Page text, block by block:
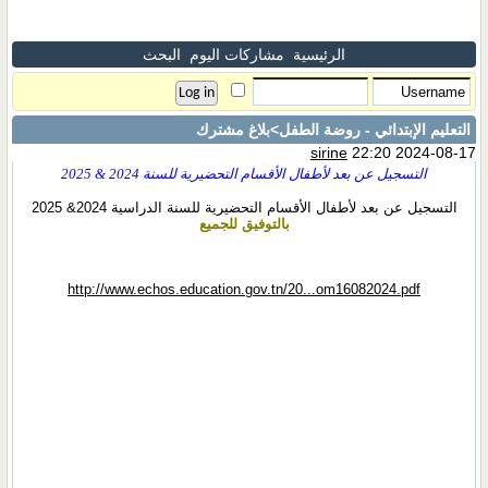
الرئيسية مشاركات اليوم البحث
التعليم الإبتدائي - روضة الطفل>بلاغ مشترك
sirine22:20 2024-08-17
التسجيل عن بعد لأطفال الأقسام التحضيرية للسنة 2024 & 2025
التسجيل عن بعد لأطفال الأقسام التحضيرية للسنة الدراسية 2024& 2025
بالتوفيق للجميع
http://www.echos.education.gov.tn/20...om16082024.pdf